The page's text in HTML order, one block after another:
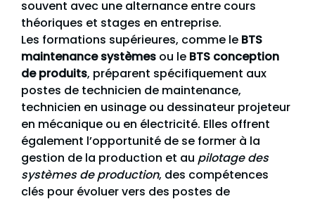
souvent avec une alternance entre cours
théoriques et stages en entreprise.
Les formations supérieures, comme le BTS
maintenance systèmes ou le BTS conception
de produits, préparent spécifiquement aux
postes de technicien de maintenance,
technicien en usinage ou dessinateur projeteur
en mécanique ou en électricité. Elles offrent
également l’opportunité de se former à la
gestion de la production et au pilotage des
systèmes de production, des compétences
clés pour évoluer vers des postes de